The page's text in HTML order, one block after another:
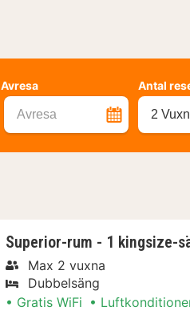
Avresa
Avresa
Antal
2
Superior-rum - 1 kingsize-
Max 2 vuxna
Dubbelsäng
Gratis WiFi